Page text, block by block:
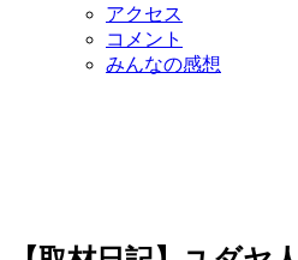
アクセス
コメント
みんなの感想